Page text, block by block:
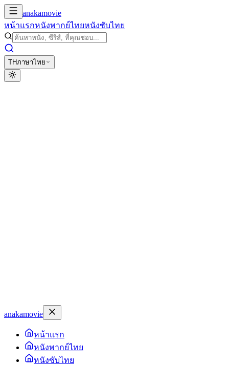
anakamovie
หน้าแรกหนังพากย์ไทยหนังซับไทย
THภาษาไทย
anakamovie
หน้าแรก
หนังพากย์ไทย
หนังซับไทย